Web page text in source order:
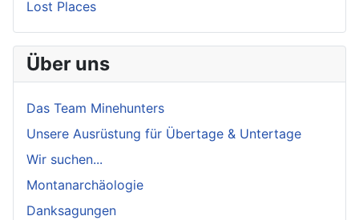
Lost Places
Über uns
Das Team Minehunters
Unsere Ausrüstung für Übertage & Untertage
Wir suchen...
Montanarchäologie
Danksagungen